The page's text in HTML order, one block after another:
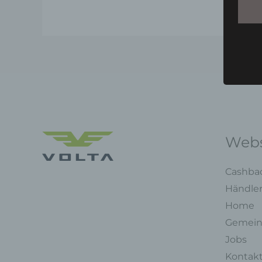
Home
Jobs
Kontakt